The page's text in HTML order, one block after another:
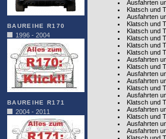
BAUREIHE R170
1996 - 2004
BAUREIHE R171
2004 - 2011
Ausfahrten
Klatsch und
Ausfahrten
Klatsch und
Klatsch und
Klatsch und
Klatsch und
Klatsch und
Ausfahrten
Klatsch und
Ausfahrten
Ausfahrten
Klatsch und
Ausfahrten
Klatsch und
Ausfahrten
Klatsch und
Ausfahrten
Ausfahrten